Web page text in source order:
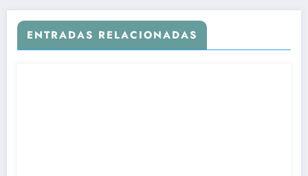
ENTRADAS RELACIONADAS